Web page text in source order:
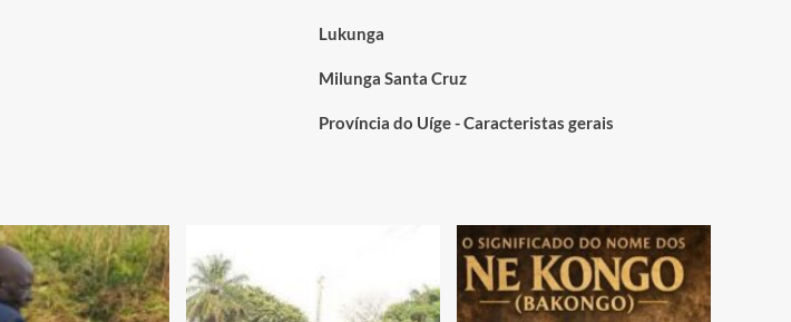
Lukunga
Milunga Santa Cruz
Província do Uíge - Caracteristas gerais